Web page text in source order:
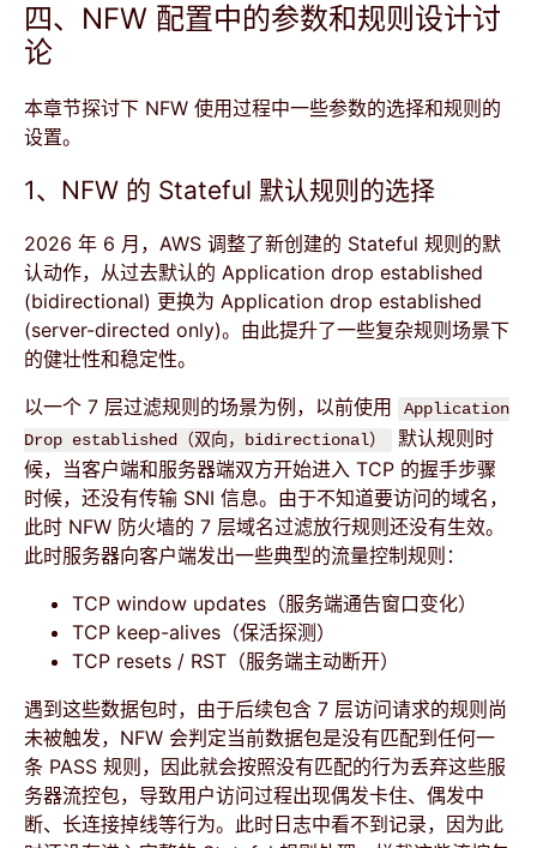
四、NFW 配置中的参数和规则设计讨
论
本章节探讨下 NFW 使用过程中一些参数的选择和规则的
设置。
1、NFW 的 Stateful 默认规则的选择
2026 年 6 月，AWS 调整了新创建的 Stateful 规则的默
认动作，从过去默认的 Application drop established
(bidirectional) 更换为 Application drop established
(server-directed only)。由此提升了一些复杂规则场景下
的健壮性和稳定性。
以一个 7 层过滤规则的场景为例，以前使用
Application
Drop established（双向，bidirectional）
默认规则时
候，当客户端和服务器端双方开始进入 TCP 的握手步骤
时候，还没有传输 SNI 信息。由于不知道要访问的域名，
此时 NFW 防火墙的 7 层域名过滤放行规则还没有生效。
此时服务器向客户端发出一些典型的流量控制规则：
TCP window updates（服务端通告窗口变化）
TCP keep-alives（保活探测）
TCP resets / RST（服务端主动断开）
遇到这些数据包时，由于后续包含 7 层访问请求的规则尚
未被触发，NFW 会判定当前数据包是没有匹配到任何一
条 PASS 规则，因此就会按照没有匹配的行为丢弃这些服
务器流控包，导致用户访问过程出现偶发卡住、偶发中
断、长连接掉线等行为。此时日志中看不到记录，因为此